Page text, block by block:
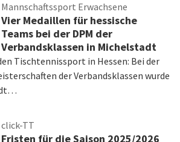
Mannschaftssport Erwachsene
Vier Medaillen für hessische
Teams bei der DPM der
Verbandsklassen in Michelstadt
Tischtennissport in Hessen: Bei der
der Verbandsklassen wurde
click-TT
Fristen für die Saison 2025/2026